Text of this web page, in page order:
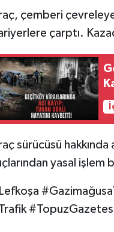
çemberi
çarptı.
sürücüsü hakkında
yasal işlem